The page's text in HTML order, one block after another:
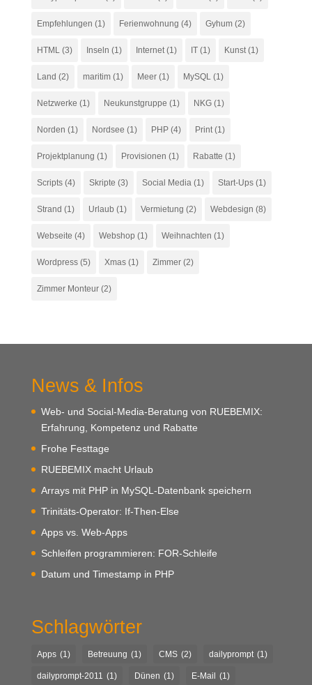
Empfehlungen (1) Ferienwohnung (4) Gyhum(2)
HTML(3) Inseln (1) Internet(1) IT(1) Kunst(1)
Land (2) maritim(1) Meer(1) MySQL(1)
Netzwerke (1) Neukunstgruppe (1) NKG(1)
Norden (1) Nordsee (1) PHP(4) Print(1)
Projektplanung (1) Provisionen (1) Rabatte (1)
Scripts(4) Skripte (3) Social Media(1) Start-Ups(1)
Strand (1) Urlaub (1) Vermietung (2) Webdesign (8)
Webseite (4) Webshop (1) Weihnachten (1)
Wordpress(5) Xmas(1) Zimmer(2)
Zimmer Monteur(2)
News & Infos
Web- und Social-Media-Beratung von RUEBEMIX:
Erfahrung, Kompetenz und Rabatte
Frohe Festtage
RUEBEMIX macht Urlaub
Arrays mit PHP in MySQL-Datenbank speichern
Trinitäts-Operator: If-Then-Else
Apps vs. Web-Apps
Schleifen programmieren: FOR-Schleife
Datum und Timestamp in PHP
Schlagwörter
Apps (1) Betreuung (1) CMS (2) dailyprompt (1)
dailyprompt-2011 (1) Dünen (1) E-Mail (1)